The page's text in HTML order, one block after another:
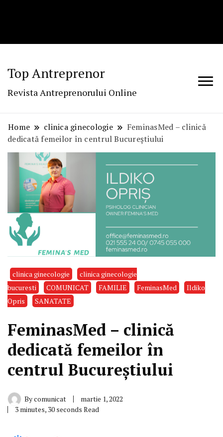
Top Antreprenor
Revista Antreprenorului Online
Home clinica ginecologie
FeminasMed – clinică
dedicată femeilor în centrul Bucureștiului
clinica ginecologie
clinica ginecologie
bucuresti
COMUNICAT FAMILIE FeminasMed
Ildiko
Opris
SANATATE
FeminasMed – clinică
dedicată femeilor în
centrul Bucureștiului
Bycomunicat
martie 1, 2022
3 minutes, 30 seconds Read